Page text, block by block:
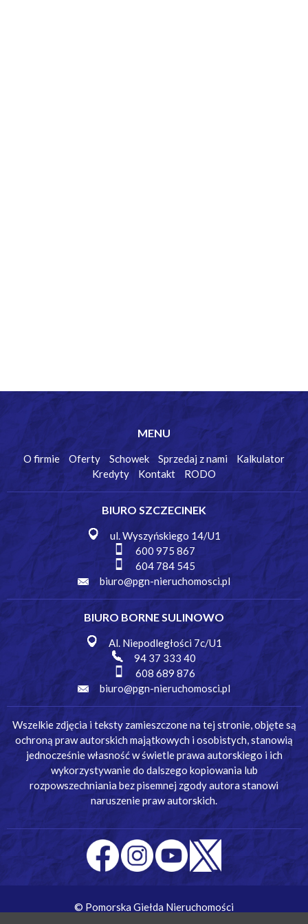
MENU
O firmie Oferty Schowek Sprzedaj z nami
Kalkulator
Kredyty
Kontakt RODO
BIURO SZCZECINEK
ul. Wyszyńskiego 14/U1
600 975 867
604 784 545
biuro@pgn-nieruchomosci.pl
BIURO BORNE SULINOWO
Al. Niepodległości 7c/U1
94 37 333 40
608 689 876
biuro@pgn-nieruchomosci.pl
Wszelkie zdjęcia i teksty zamieszczone na tej stronie, objęte są
ochroną praw autorskich majątkowych i osobistych, stanowią
jednocześnie własność w świetle prawa autorskiego i ich
wykorzystywanie do dalszego kopiowania lub
rozpowszechniania bez pisemnej zgody autora stanowi
naruszenie praw autorskich.
© Pomorska Giełda Nieruchomości